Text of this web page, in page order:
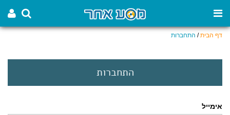
דף הבית/ התחברות
התחברות
אימייל